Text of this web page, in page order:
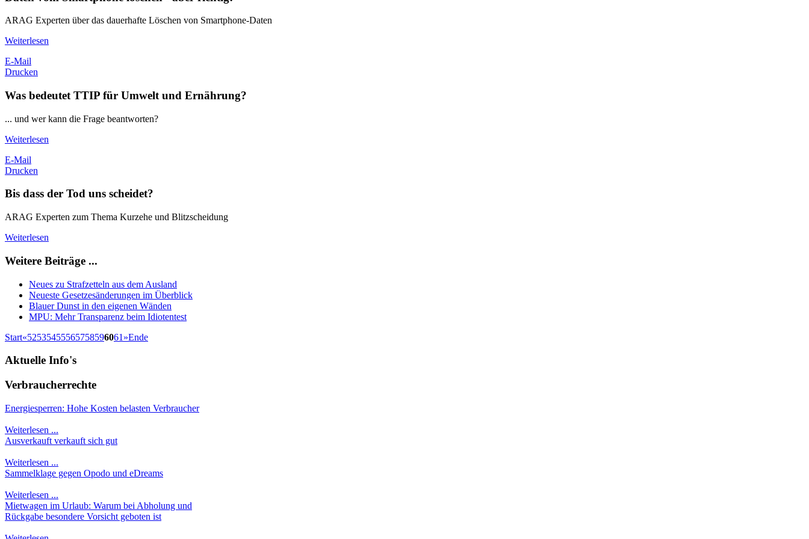
ARAG Experten über das dauerhafte Löschen von Smartphone-Daten
Weiterlesen
E-Mail
Drucken
Was bedeutet TTIP für Umwelt und Ernährung?
... und wer kann die Frage beantworten?
Weiterlesen
E-Mail
Drucken
Bis dass der Tod uns scheidet?
ARAG Experten zum Thema Kurzehe und Blitzscheidung
Weiterlesen
Weitere Beiträge ...
Neues zu Strafzetteln aus dem Ausland
Neueste Gesetzesänderungen im Überblick
Blauer Dunst in den eigenen Wänden
MPU: Mehr Transparenz beim Idiotentest
Start«52535455565758596061 »Ende
Aktuelle Info's
Verbraucherrechte
Energiesperren: Hohe Kosten belasten Verbraucher
Weiterlesen ...
Ausverkauft verkauft sich gut
Weiterlesen ...
Sammelklage gegen Opodo und eDreams
Weiterlesen ...
Mietwagen im Urlaub: Warum bei Abholung und
Rückgabe besondere Vorsicht geboten ist